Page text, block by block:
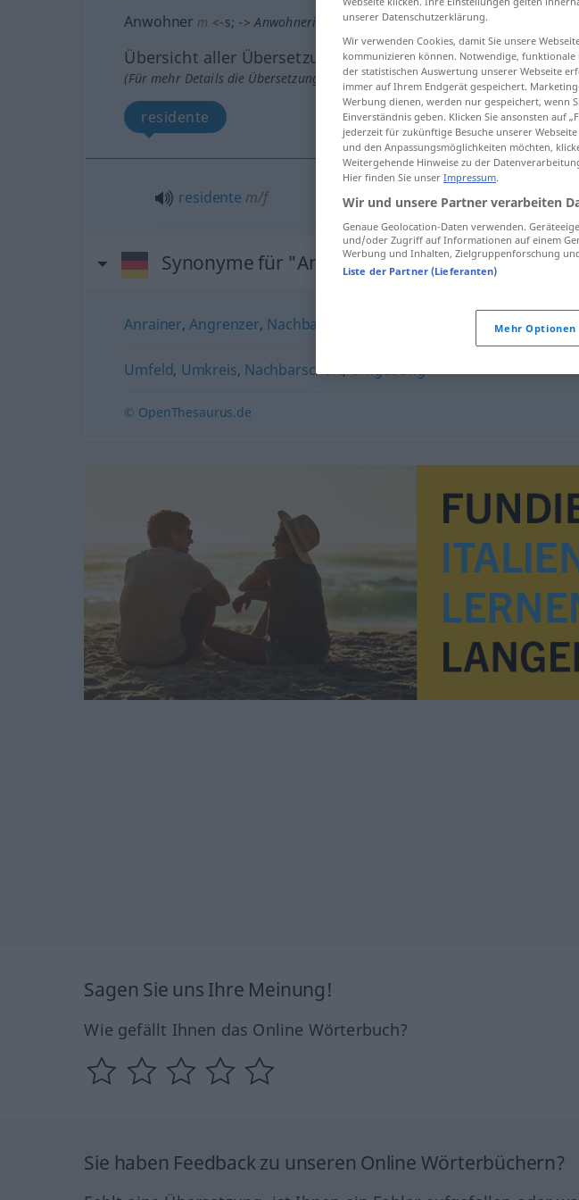
Anwohner m <-s; -> Anwohnerin -;-nen>
Übersicht aller Übersetzungen
(Für mehr Details die Übersetzung anklicken/antippen)
residente
residente m/f
Synonyme für "Anwohner"
Anrainer,Angrenzer, Nachbar
Umfeld, Umkreis, Nachbarschaft,Umgebung
© OpenThesaurus.de
Sagen Sie uns Ihre Meinung!
Wie gefällt Ihnen das Online Wörterbuch?
Sie haben Feedback zu unseren Online Wörterbüchern?
unserer Datenschutzerklärung.
Wir verwenden Cookies, damit Sie unsere
kommunizieren können. Notwendige,
der statistischen Auswertung unserer Webseite
immer auf Ihrem Endgerät gespeichert.
Werbung dienen, werden nur gespeichert, wenn
Einverständnis geben. Klicken Sie ansonsten auf
jederzeit für zukünftige Besuche unserer
und den Anpassungsmöglichkeiten möchten,
Weitergehende Hinweise zu der
Hier finden Sie unser Impressum.
Wir und unsere Partner verarbeiten
Genaue Geolocation-Daten verwenden.
und/oder Zugriff auf Informationen auf einem
Werbung und Inhalten, Zielgruppenforschung
Liste der Partner (Lieferanten)
Mehr Optionen